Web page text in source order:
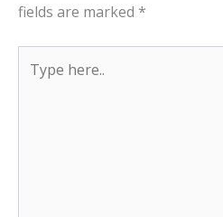
fields are marked *
here..